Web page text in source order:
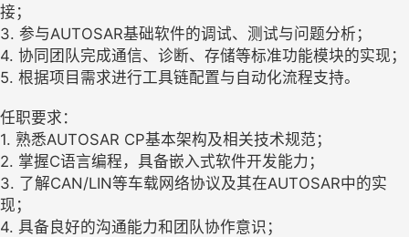
接；
3. 参与AUTOSAR基础软件的调试、测试与问题分析；
4. 协同团队完成通信、诊断、存储等标准功能模块的实现；
5. 根据项目需求进行工具链配置与自动化流程支持。
任职要求：
1. 熟悉AUTOSAR CP基本架构及相关技术规范；
2. 掌握C语言编程，具备嵌入式软件开发能力；
3. 了解CAN/LIN等车载网络协议及其在AUTOSAR中的实
现；
4. 具备良好的沟通能力和团队协作意识；